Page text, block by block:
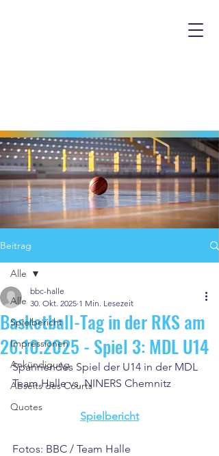
Beitrag
Alle
Spielbericht
Impressionen
Ankündigung
Abseits des Courts
Quotes
Alle
Basketball-Tag in der RKS am
26.10.2025 - Spiel 3: MDL U14
bbc-halle
30. Okt. 2025 1 Min. Lesezeit
Spannendes Spiel der U14 in der MDL
Team Halle vs. NINERS Chemnitz
Spielbericht
Fotos: BBC / Team Halle